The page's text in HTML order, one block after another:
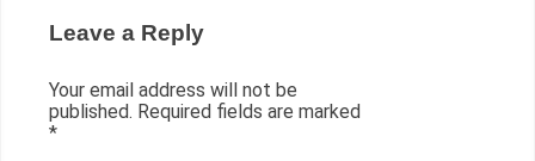
Leave a Reply
Your email address will not be
published. Required fields are marked
*